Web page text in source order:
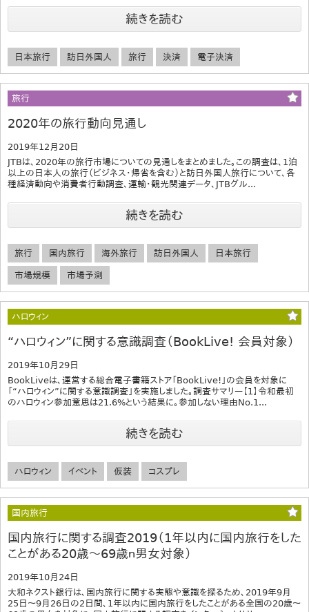
続きを読む
日本旅行 訪日外国人 旅行 決済 電子決済
旅行
2020年の旅行動向見通し
2019年12月20日
JTBは、2020年の旅行市場についての見通しをまとめました。この調査は、1泊
以上の日本人の旅行（ビジネス･帰省を含む）と訪日外国人旅行について、各
種経済動向や消費者行動調査、運輸・観光関連データ、JTBグル...
続きを読む
旅行 国内旅行 海外旅行 訪日外国人 日本旅行
市場規模 市場予測
ハロウィン
“ハロウィン”に関する意識調査（BookLive! 会員対象）
2019年10月29日
BookLiveは、運営する総合電子書籍ストア「BookLive!」の会員を対象に
「“ハロウィン”に関する意識調査」を実施しました。調査サマリー【1】令和最初
のハロウィン参加意思は21.6%という結果に。参加しない理由No.1...
続きを読む
ハロウィン イベント 仮装 コスプレ
国内旅行
国内旅行に関する調査2019（1年以内に国内旅行をした
ことがある20歳～69歳ｎ男女対象）
2019年10月24日
大和ネクスト銀行は、国内旅行に関する実態や意識を探るため、2019年9月
25日～9月26日の2日間、1年以内に国内旅行をしたことがある全国の20歳～